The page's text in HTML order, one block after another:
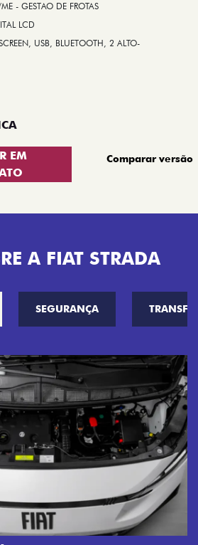
- GESTAO DE FROTAS
LCD
USB, BLUETOOTH, 2 ALTO-
EM
Comparar versão
A FIAT STRADA
SEGURANÇA